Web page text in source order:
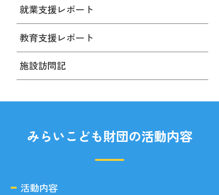
就業支援レポート
教育支援レポート
施設訪問記
みらいこども財団の活動内容
活動内容